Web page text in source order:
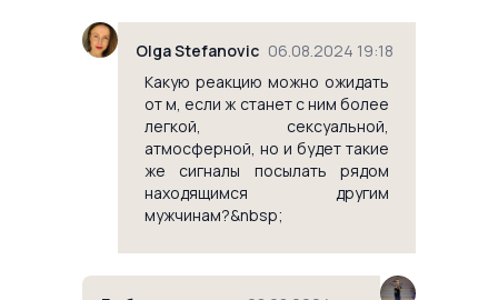
Olga Stefanovic 06.08.2024 19:18
Какую реакцию можно ожидать
от м, если ж станет с ним более
легкой, сексуальной,
атмосферной, но и будет такие
же сигналы посылать рядом
находящимся другим
мужчинам?&nbsp;